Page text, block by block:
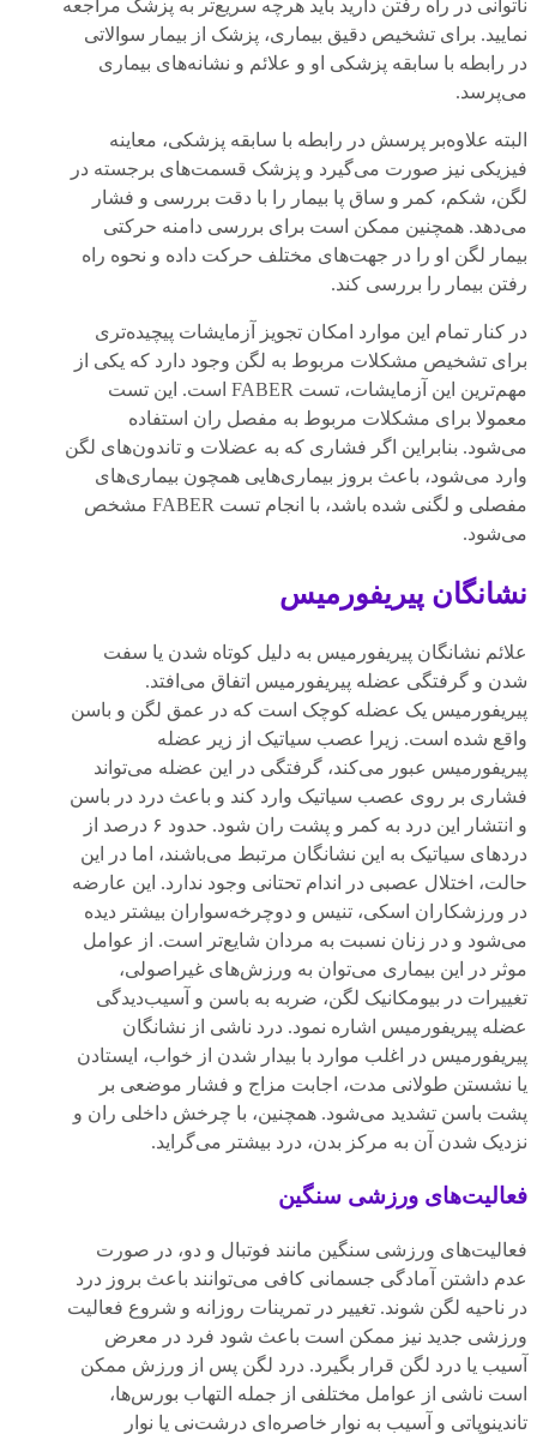
ناتوانی در راه رفتن دارید باید هرچه سریع‌تر به پزشک مراجعه
نمایید. برای تشخیص دقیق بیماری، پزشک از بیمار سوالاتی
در رابطه با سابقه پزشکی او و علائم و نشانه‌های بیماری
می‌پرسد.
البته علاوه‌بر پرسش در رابطه با سابقه پزشکی، معاینه
فیزیکی نیز صورت می‌گیرد و پزشک قسمت‌های برجسته در
لگن، شکم، کمر و ساق پا بیمار را با دقت بررسی و فشار
می‌دهد. همچنین ممکن است برای بررسی دامنه حرکتی
بیمار لگن او را در جهت‌های مختلف حرکت داده و نحوه راه
رفتن بیمار را بررسی کند.
در کنار تمام این موارد امکان تجویز آزمایشات پیچیده‌تری
برای تشخیص مشکلات مربوط به لگن وجود دارد که یکی از
مهم‌ترین این آزمایشات، تست FABER است. این تست
معمولا برای مشکلات مربوط به مفصل ران استفاده
می‌شود. بنابراین اگر فشاری که به عضلات و تاندون‌های لگن
وارد می‌شود، باعث بروز بیماری‌هایی همچون بیماری‌های
مفصلی و لگنی شده باشد، با انجام تست FABER مشخص
می‌شود.
نشانگان پیریفورمیس
علائم نشانگان پیریفورمیس به دلیل کوتاه شدن یا سفت
شدن و گرفتگی عضله پیریفورمیس اتفاق می‌افتد.
پیریفورمیس یک عضله کوچک است که در عمق لگن و باسن
واقع شده است. زیرا عصب سیاتیک از زیر عضله
پیریفورمیس عبور می‌کند، گرفتگی در این عضله می‌تواند
فشاری بر روی عصب سیاتیک وارد کند و باعث درد در باسن
و انتشار این درد به کمر و پشت ران شود. حدود ۶ درصد از
درد‌های سیاتیک به این نشانگان مرتبط می‌باشند، اما در این
حالت، اختلال عصبی در اندام تحتانی وجود ندارد. این عارضه
در ورزشکاران اسکی، تنیس و دوچرخه‌سواران بیشتر دیده
می‌شود و در زنان نسبت به مردان شایع‌تر است. از عوامل
موثر در این بیماری می‌توان به ورزش‌های غیراصولی،
تغییرات در بیومکانیک لگن، ضربه به باسن و آسیب‌دیدگی
عضله پیریفورمیس اشاره نمود. درد ناشی از نشانگان
پیریفورمیس در اغلب موارد با بیدار شدن از خواب، ایستادن
یا نشستن طولانی مدت، اجابت مزاج و فشار موضعی بر
پشت باسن تشدید می‌شود. همچنین، با چرخش داخلی ران و
نزدیک شدن آن به مرکز بدن، درد بیشتر می‌گراید.
فعالیت‌های ورزشی سنگین
فعالیت‌های ورزشی سنگین مانند فوتبال و دو، در صورت
عدم داشتن آمادگی جسمانی کافی می‌توانند باعث بروز درد
در ناحیه لگن شوند. تغییر در تمرینات روزانه و شروع فعالیت
ورزشی جدید نیز ممکن است باعث شود فرد در معرض
آسیب یا درد لگن قرار بگیرد. درد لگن پس از ورزش ممکن
است ناشی از عوامل مختلفی از جمله التهاب بورس‌ها،
تاندینوپاتی و آسیب به نوار خاصره‌ای درشت‌نی یا نوار